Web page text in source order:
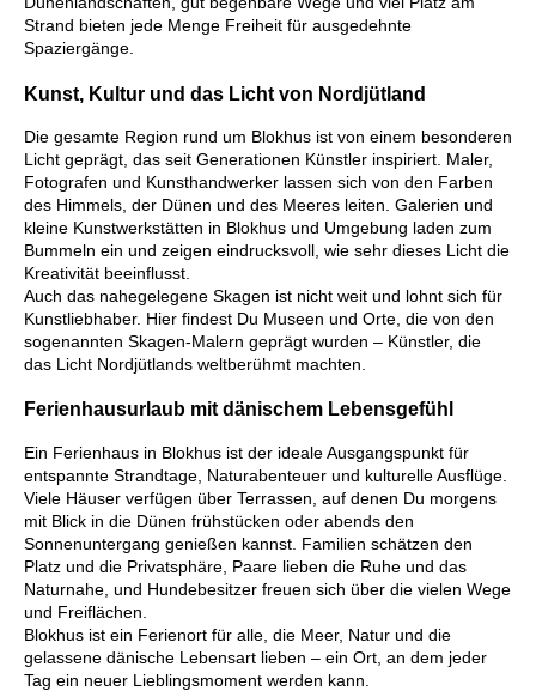
Strand bieten jede Menge Freiheit für ausgedehnte
Spaziergänge.
Kunst, Kultur und das Licht von Nordjütland
Die gesamte Region rund um Blokhus ist von einem besonderen
Licht geprägt, das seit Generationen Künstler inspiriert. Maler,
Fotografen und Kunsthandwerker lassen sich von den Farben
des Himmels, der Dünen und des Meeres leiten. Galerien und
kleine Kunstwerkstätten in Blokhus und Umgebung laden zum
Bummeln ein und zeigen eindrucksvoll, wie sehr dieses Licht die
Kreativität beeinflusst.
Auch das nahegelegene Skagen ist nicht weit und lohnt sich für
Kunstliebhaber. Hier findest Du Museen und Orte, die von den
sogenannten Skagen-Malern geprägt wurden – Künstler, die
das Licht Nordjütlands weltberühmt machten.
Ferienhausurlaub mit dänischem Lebensgefühl
Ein Ferienhaus in Blokhus ist der ideale Ausgangspunkt für
entspannte Strandtage, Naturabenteuer und kulturelle Ausflüge.
Viele Häuser verfügen über Terrassen, auf denen Du morgens
mit Blick in die Dünen frühstücken oder abends den
Sonnenuntergang genießen kannst. Familien schätzen den
Platz und die Privatsphäre, Paare lieben die Ruhe und das
Naturnahe, und Hundebesitzer freuen sich über die vielen Wege
und Freiflächen.
Blokhus ist ein Ferienort für alle, die Meer, Natur und die
gelassene dänische Lebensart lieben – ein Ort, an dem jeder
Tag ein neuer Lieblingsmoment werden kann.